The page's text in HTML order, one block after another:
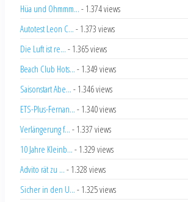
Hüa und Ohmmm... - 1.374 views
Autotest Leon C... - 1.373 views
Die Luft ist re... - 1.365 views
Beach Club Hots... - 1.349 views
Saisonstart Abe... - 1.346 views
ETS-Plus-Fernan... - 1.340 views
Verlängerung f... - 1.337 views
10 Jahre Kleinb... - 1.329 views
Advito rät zu ... - 1.328 views
Sicher in den U... - 1.325 views